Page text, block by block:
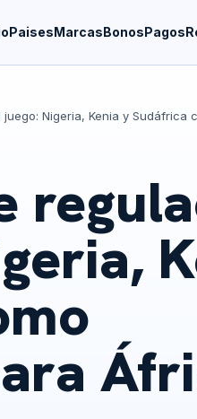
PaisesMarcasBonosPagos